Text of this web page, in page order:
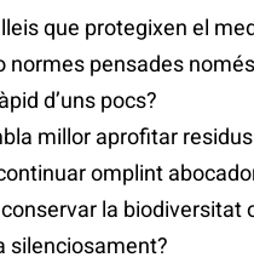
que protegixen el
normes pensades
d’uns pocs?
millor aprofitar
omplint
la biodiversitat
silenciosament?